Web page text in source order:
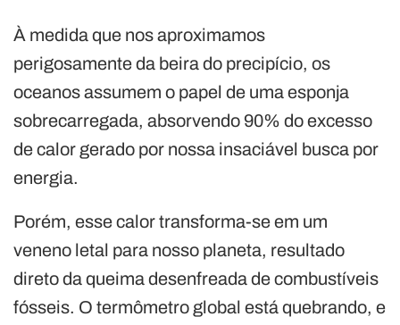
À medida que nos aproximamos
perigosamente da beira do precipício, os
oceanos assumem o papel de uma esponja
sobrecarregada, absorvendo 90% do excesso
de calor gerado por nossa insaciável busca por
energia.
Porém, esse calor transforma-se em um
veneno letal para nosso planeta, resultado
direto da queima desenfreada de combustíveis
fósseis. O termômetro global está quebrando, e